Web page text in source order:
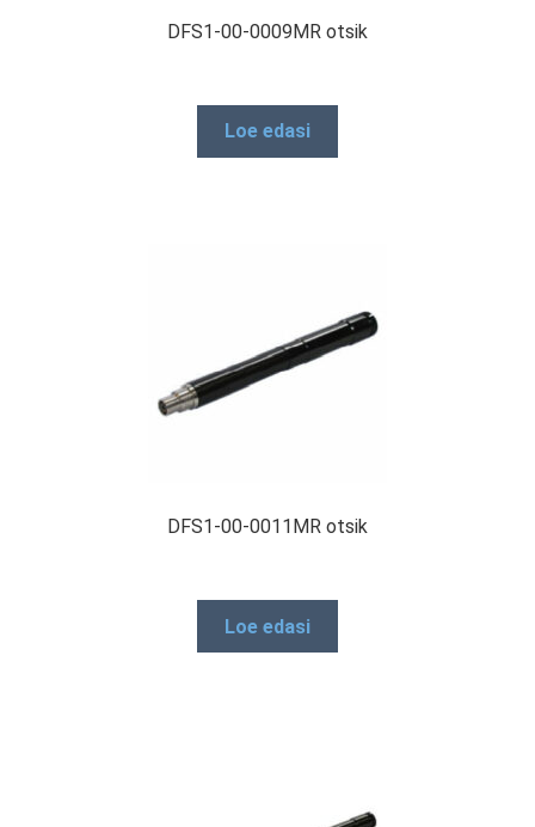
DFS1-00-0009MR otsik
Loe edasi
DFS1-00-0011MR otsik
Loe edasi